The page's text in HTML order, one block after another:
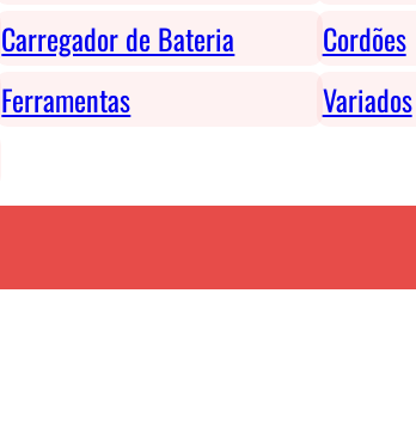
Carregador de Bateria
Cordões
Ferramentas
Variados